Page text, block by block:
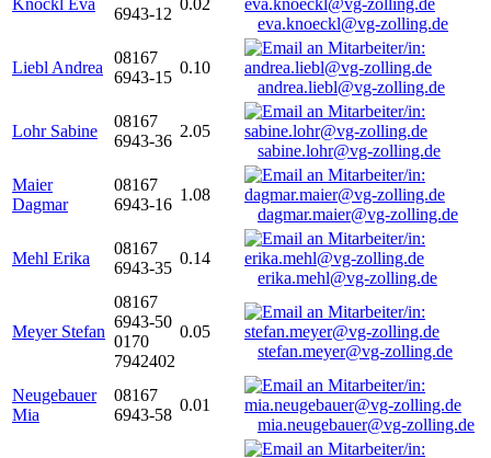
Knöckl Eva
6943-12
0.02
eva.knoeckl@vg-zolling.de
Liebl Andrea
08167
6943-15
0.10
andrea.liebl@vg-zolling.de
Lohr Sabine
08167
6943-36
2.05
sabine.lohr@vg-zolling.de
Maier
Dagmar
08167
6943-16
1.08
dagmar.maier@vg-zolling.de
Mehl Erika
08167
6943-35
0.14
erika.mehl@vg-zolling.de
Meyer Stefan
08167
6943-50
0170
7942402
0.05
stefan.meyer@vg-zolling.de
Neugebauer
Mia
08167
6943-58
0.01
mia.neugebauer@vg-zolling.de